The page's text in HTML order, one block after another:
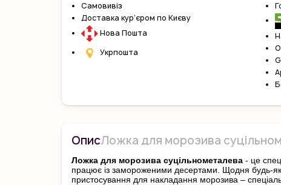
Самовивіз
Доставка кур’єром по Києву
Нова Пошта
Укрпошта
ОписЛожка для морозива
Ложка для морозива суцільнометалева - це
працює із замороженими десертами. Щодня будь-
пристосування для накладання морозива –